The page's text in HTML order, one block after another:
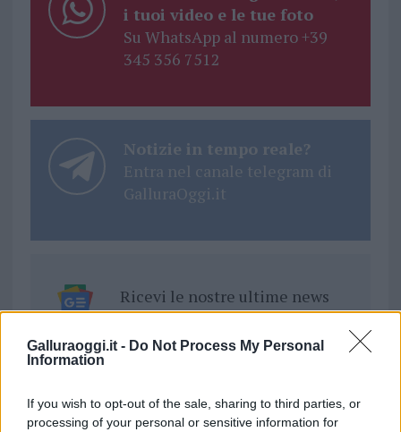
Galluraoggi.it - Do Not Process My Personal
Information
If you wish to opt-out of the sale, sharing to third parties, or
processing of your personal or sensitive information for
i tuoi video e le tue foto
Su WhatsApp al numero +39
345 356 7512
Notizie in tempo reale?
Entra nel canale telegram di
GalluraOggi.it
Ricevi le nostre ultime news
daGoogle News
Condividi l'articolo